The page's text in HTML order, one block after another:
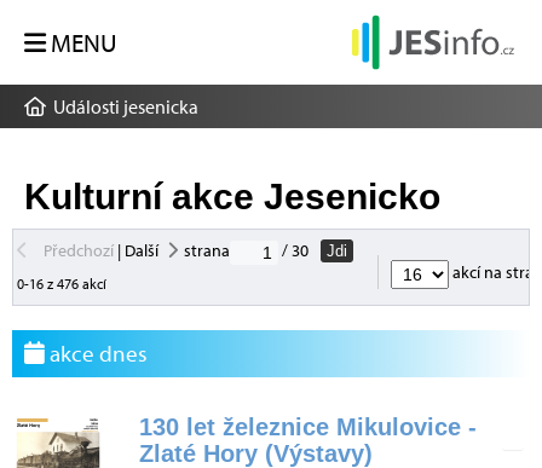
MENU
Události jesenicka
Kulturní akce Jesenicko
Předchozí| Další strana / 30
Jdi
0-16 z 476 akcí
akcí na
akce dnes
130 let železnice Mikulovice -
Zlaté Hory (Výstavy)